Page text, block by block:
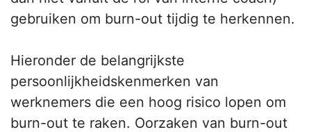
gebruiken om burn-out tijdig te herkennen.
Hieronder de belangrijkste
persoonlijkheidskenmerken van
werknemers die een hoog risico lopen om
burn-out te raken. Oorzaken van burn-out